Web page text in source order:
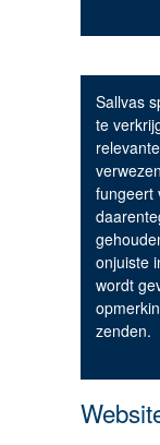
Sallvas
te
fungeert
onjuiste
wordt
zenden.